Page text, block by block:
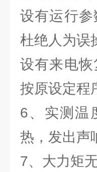
设有运行
杜绝人为误
设有来电
按原设定程
6、实测温
热，发出声
7、大力矩